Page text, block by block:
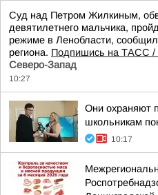
Суд над Петром Жилкиным,
девятилетнего мальчика,
режиме в Ленобласти,
региона. Подпишись на ТАСС /
Северо-Запад
10:27
Они охраняют
школьникам
10:17